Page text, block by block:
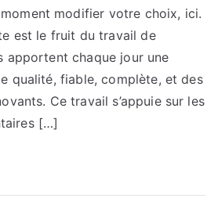
modifier votre choix, ici.
est le fruit du travail de
apportent chaque jour une
qualité, fiable, complète, et des
Ce travail s’appuie sur les
[…]